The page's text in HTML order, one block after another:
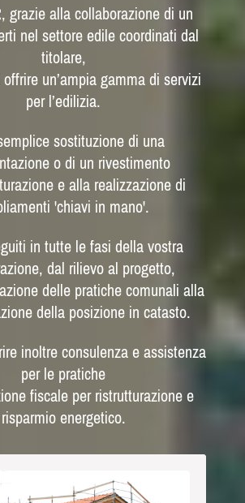
grazie alla collaborazione di un
nel settore edile coordinati dal
titolare,
un’ampia gamma di servizi
per l’edilizia.
sostituzione di una
o di un rivestimento
e alla realizzazione di
'chiavi in mano'.
in tutte le fasi della vostra
dal rilievo al progetto,
delle pratiche comunali alla
della posizione in catasto.
inoltre consulenza e assistenza
per le pratiche
fiscale per ristrutturazione e
risparmio energetico.